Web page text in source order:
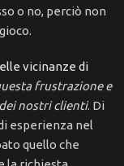
o no, perciò non
vicinanze di
frustrazione e
nostri clienti. Di
esperienza nel
quello che